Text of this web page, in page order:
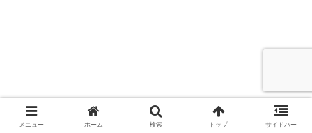
メニュー ホーム 検索 トップ サイドバー